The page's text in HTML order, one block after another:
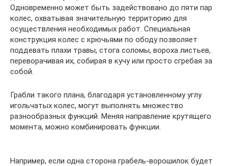
Одновременно может быть задействовано до пяти пар
колес, охватывая значительную территорию для
осуществления необходимых работ. Специальная
конструкция колес с крючьями по ободу позволяет
поддевать плахи травы, стога соломы, вороха листьев,
переворачивая их, собирая в кучу или просто сгребая за
собой.
Грабли такого плана, благодаря установленному углу
игольчатых колес, могут выполнять множество
разнообразных функций. Меняя направление крутящего
момента, можно комбинировать функции.
Например, если одна сторона грабель-ворошилок будет